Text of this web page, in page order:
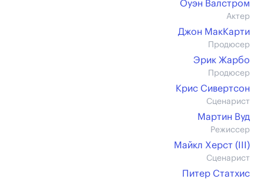
Оуэн Валстром
Актер
Джон МакКарти
Продюсер
Эрик Жарбо
Продюсер
Крис Сивертсон
Сценарист
Мартин Вуд
Режиссер
Майкл Херст (III)
Сценарист
Питер Статхис